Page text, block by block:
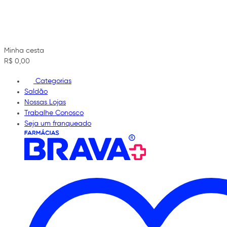
Minha cesta
R$ 0,00
Categorias
Saldão
Nossas Lojas
Trabalhe Conosco
Seja um franqueado